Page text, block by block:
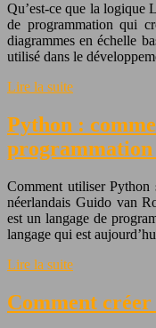
Qu’est-ce que la logique
de programmation qui
diagrammes en échelle
utilisé dans le
Lire la suite
Python :
Comment utiliser
néerlandais Guido van
est un langage de
langage qui est
Lire la suite
Comment